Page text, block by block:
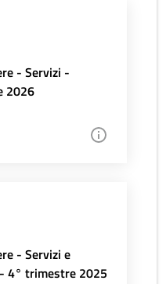
- Servizi -
2026
- Servizi e
4° trimestre 2025